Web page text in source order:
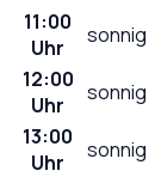
11:00
Uhr
sonnig
12:00
Uhr
sonnig
13:00
Uhr
sonnig